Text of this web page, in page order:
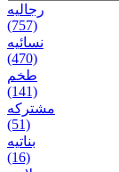
رجالیه
(757)
نسائیه
(470)
طخم
(141)
مشتركه
(51)
بناتیه
(16)